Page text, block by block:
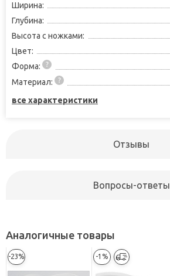
Ширина:
Глубина:
Высота с ножками:
Цвет:
Форма:
Материал:
все характеристики
Отзывы
Вопросы-ответы
Аналогичные товары
-23% -1%